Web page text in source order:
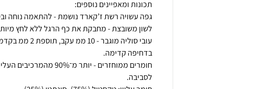
עובי סוליה
חומרים ממוחזרים - יותר